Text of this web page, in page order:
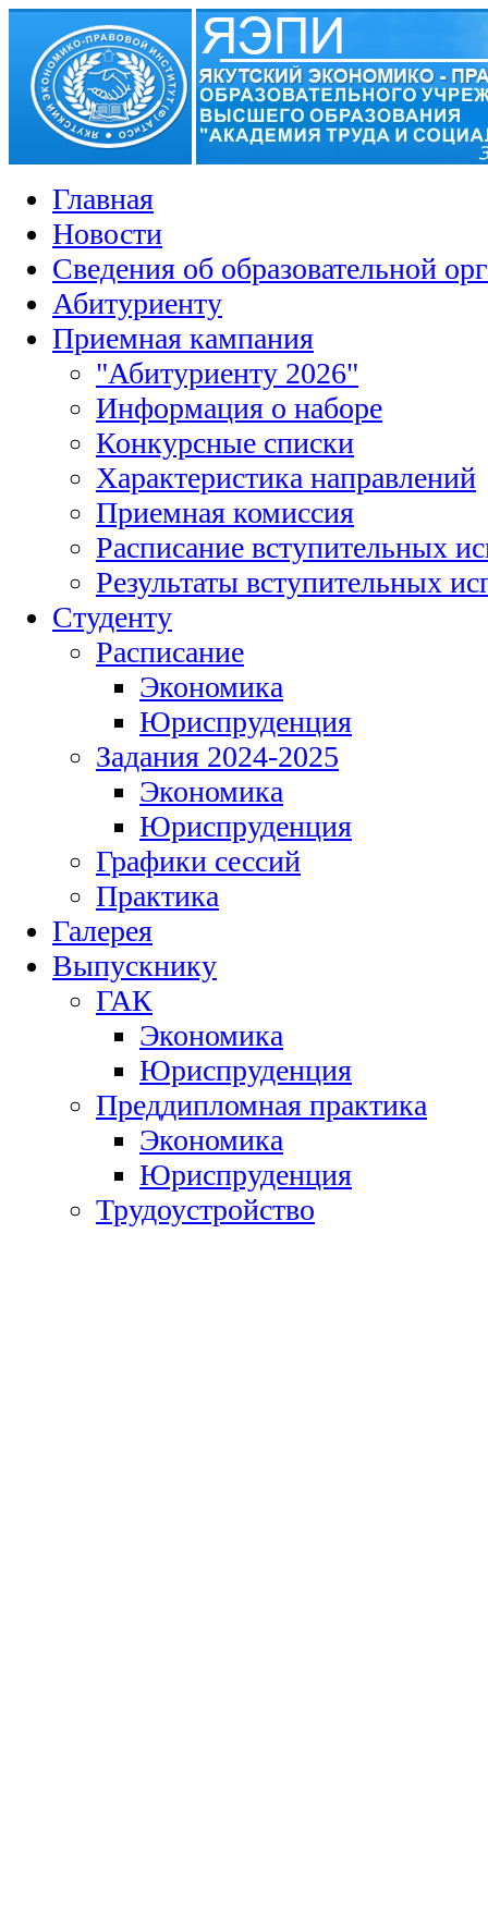
Главная
Новости
Сведения об образовательной
Абитуриенту
Приемная кампания
"Абитуриенту 2026"
Информация о наборе
Конкурсные списки
Характеристика направлений
Приемная комиссия
Расписание вступительных
Результаты вступительных
Студенту
Расписание
Экономика
Юриспруденция
Задания 2024-2025
Экономика
Юриспруденция
Графики сессий
Практика
Галерея
Выпускнику
ГАК
Экономика
Юриспруденция
Преддипломная практика
Экономика
Юриспруденция
Трудоустройство